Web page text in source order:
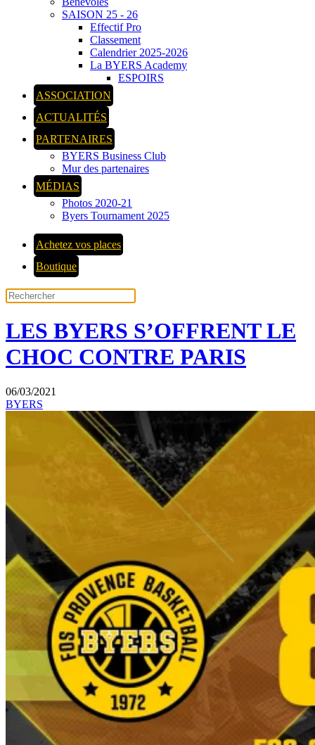
SAISON 25 - 26
Effectif Pro
Classement
Calendrier 2025-2026
La BYERS Academy
ESPOIRS
ASSOCIATION
ACTUALITÉS
PARTENAIRES
BYERS Business Club
Mur des partenaires
MÉDIAS
Photos 2020-21
Byers Tournament 2025
Achetez vos places
Boutique
LES BYERS S’OFFRENT LE
CHOC CONTRE PARIS
06/03/2021
BYERS